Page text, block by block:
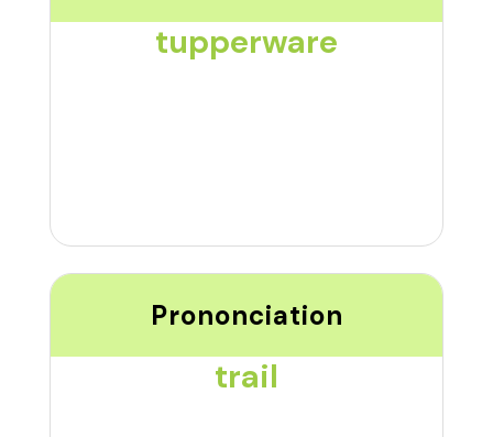
tupperware
Prononciation
trail